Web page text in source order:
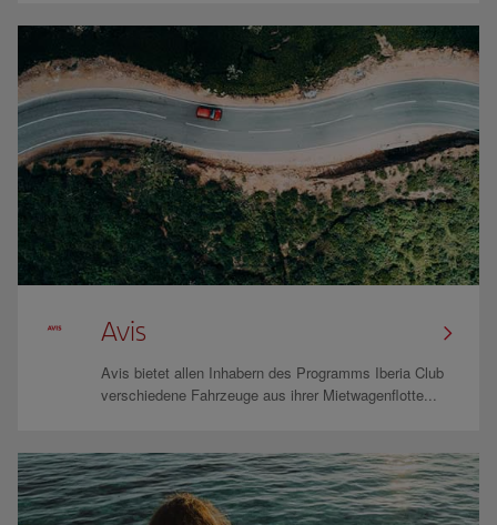
Avis
Avis bietet allen Inhabern des Programms Iberia Club
verschiedene Fahrzeuge aus ihrer Mietwagenflotte...